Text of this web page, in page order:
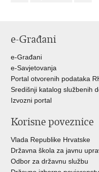
e-Građani
e-Građani
e-Savjetovanja
Portal otvorenih podataka
Središnji katalog službenih
Izvozni portal
Korisne poveznice
Vlada Republike Hrvatske
Državna škola za javnu
Odbor za državnu službu